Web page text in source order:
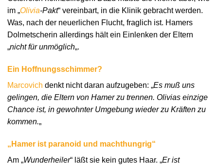
im „Olivia-Pakt“ vereinbart, in die Klinik gebracht werden.
Was, nach der neuerlichen Flucht, fraglich ist. Hamers
Dolmetscherin allerdings hält ein Einlenken der Eltern
„nicht für unmöglich„.
Ein Hoffnungsschimmer?
Marcovich denkt nicht daran aufzugeben: „Es muß uns
gelingen, die Eltern von Hamer zu trennen. Olivias einzige
Chance ist, in gewohnter Umgebung wieder zu Kräften zu
kommen.„
„Hamer ist paranoid und machthungrig“
Am „Wunderheiler“ läßt sie kein gutes Haar. „Er ist